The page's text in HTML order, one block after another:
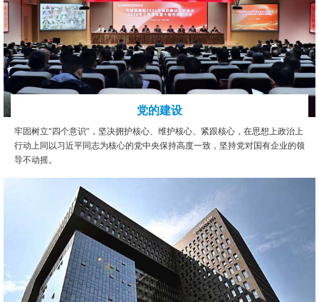
党的建设
牢固树立“四个意识”，坚决拥护核心、维护核心、紧跟核心，在思想上政治上
行动上同以习近平同志为核心的党中央保持高度一致，坚持党对国有企业的领
导不动摇。